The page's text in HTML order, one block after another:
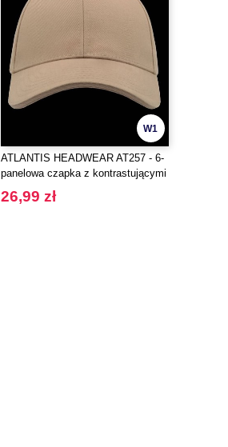
W1
ATLANTIS HEADWEAR AT257 - 6-
panelowa czapka z kontrastującymi
panelami
26,99 zł